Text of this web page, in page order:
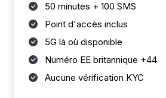
50 minutes + 100 SMS
Point d'accès inclus
5G là où disponible
Numéro EE britannique +44
Aucune vérification KYC